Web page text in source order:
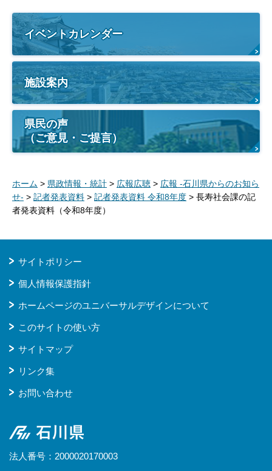
イベントカレンダー
施設案内
県民の声
（ご意見・ご提言）
ホーム > 県政情報・統計 > 広報広聴 > 広報 -石川県からのお知ら
せ- > 記者発表資料 > 記者発表資料 令和8年度 > 長寿社会課の記
者発表資料（令和8年度）
サイトポリシー
個人情報保護指針
ホームページのユニバーサルデザインについて
このサイトの使い方
サイトマップ
リンク集
お問い合わせ
石川県
法人番号：2000020170003